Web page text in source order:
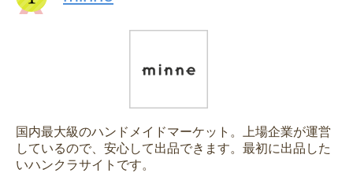
国内最大級のハンドメイドマーケット。上場企業が運営
しているので、安心して出品できます。最初に出品した
いハンクラサイトです。